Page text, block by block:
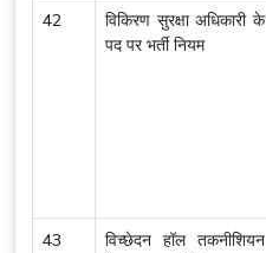
42
विकिरण सुरक्षा अधिकारी के
पद पर भर्ती नियम
43
विच्छेदन हॉल तकनीशियन